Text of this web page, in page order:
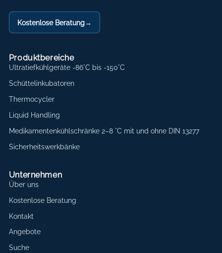
Kostenlose Beratung→
Produktbereiche
Ultratiefkühlgeräte -86°C bis -150°C
Schüttelinkubatoren
Thermocycler
Liquid Handling
Medikamentenkühlschränke 2–8 °C mit und ohne DIN 13277
Sicherheitswerkbänke
Unternehmen
Über uns
Kostenlose Beratung
Kontakt
Angebote
Suche